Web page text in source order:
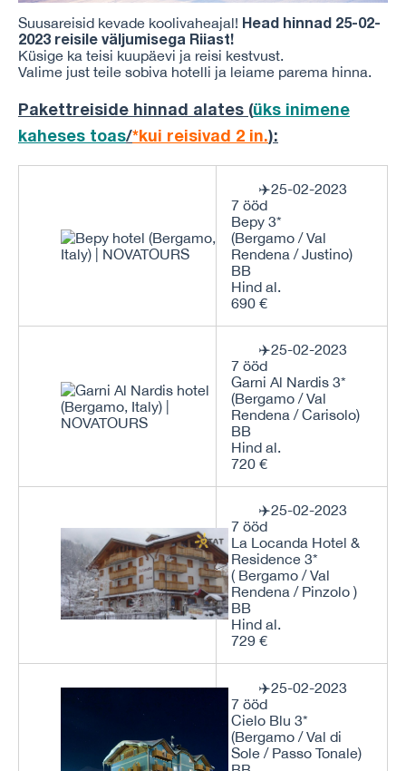
Suusareisid kevade koolivaheajal! Head hinnad 25-02-
2023 reisile väljumisega Riiast!
Küsige ka teisi kuupäevi ja reisi kestvust.
Valime just teile sobiva hotelli ja leiame parema hinna.
Pakettreiside hinnad alates (üks inimene
kaheses toas/*kui reisivad 2 in.):
✈️25-02-2023
7 ööd
Bepy 3*
(Bergamo / Val
Rendena / Justino)
BB
Hind al.
690 €
✈️25-02-2023
7 ööd
Garni Al Nardis 3*
(Bergamo / Val
Rendena / Carisolo)
BB
Hind al.
720 €
✈️25-02-2023
7 ööd
La Locanda Hotel &
Residence 3*
( Bergamo / Val
Rendena / Pinzolo )
BB
Hind al.
729 €
✈️25-02-2023
7 ööd
Cielo Blu 3*
(Bergamo / Val di
Sole / Passo Tonale)